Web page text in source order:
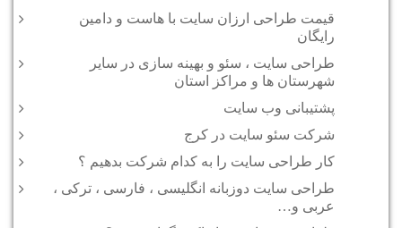
قیمت طراحی ارزان سایت با هاست و دامین
رایگان
طراحی سایت ، سئو و بهینه سازی در سایر
شهرستان ها و مراکز استان
پشتیبانی وب سایت
شرکت سئو سایت در کرج
کار طراحی سایت را به کدام شرکت بدهیم ؟
طراحی سایت دوزبانه انگلیسی ، فارسی ، ترکی ،
عربی و…